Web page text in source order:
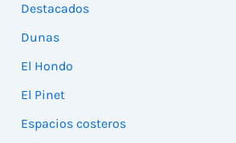
Destacados
Dunas
El Hondo
El Pinet
Espacios costeros